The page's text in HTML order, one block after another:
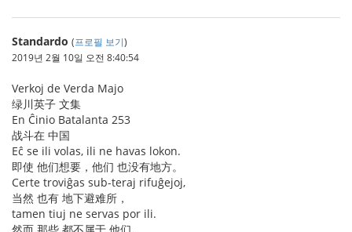
Standardo (프로필 보기)
2019년 2월 10일 오전 8:40:54
Verkoj de Verda Majo
绿川英子 文集
En Ĉinio Batalanta 253
战斗在 中国
Eĉ se ili volas, ili ne havas lokon.
即使 他们想要，他们 也没有地方。
Certe troviĝas sub-teraj rifuĝejoj,
当然 也有 地下避难所，
tamen tiuj ne servas por ili.